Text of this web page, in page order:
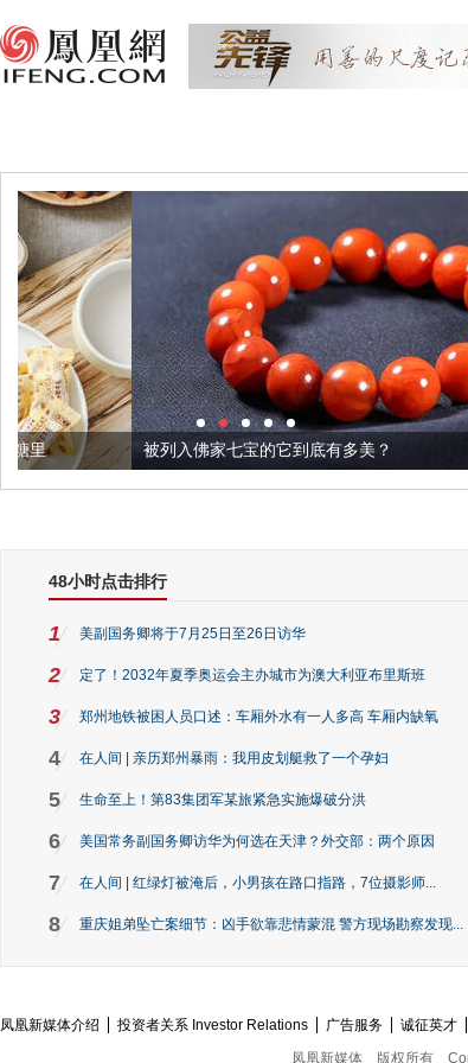
被列入佛家七宝的它到底有多美？
48小时点击排行
1 美副国务卿将于7月25日至26日访华
2 定了！2032年夏季奥运会主办城市为澳大利亚布里斯班
3 郑州地铁被困人员口述：车厢外水有一人多高 车厢内缺氧
4 在人间 | 亲历郑州暴雨：我用皮划艇救了一个孕妇
5 生命至上！第83集团军某旅紧急实施爆破分洪
6 美国常务副国务卿访华为何选在天津？外交部：两个原因
7 在人间 | 红绿灯被淹后，小男孩在路口指路，7位摄影师...
8 重庆姐弟坠亡案细节：凶手欲靠悲情蒙混 警方现场勘察发现...
凤凰新媒体介绍 投资者关系 Investor Relations 广告服务 诚征英才
凤凰新媒体
版权所有